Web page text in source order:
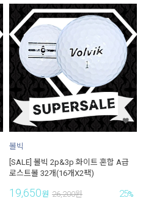
볼빅
[SALE] 볼빅 2p&3p 화이트 혼합 A급
로스트볼 32개(16개X2팩)
19,650원 26,200원 25%